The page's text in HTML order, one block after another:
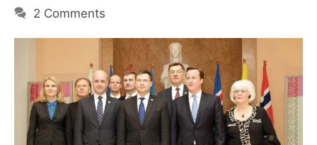
2 Comments